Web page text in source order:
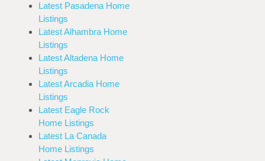
Latest Pasadena Home
Listings
Latest Alhambra Home
Listings
Latest Altadena Home
Listings
Latest Arcadia Home
Listings
Latest Eagle Rock
Home Listings
Latest La Canada
Home Listings